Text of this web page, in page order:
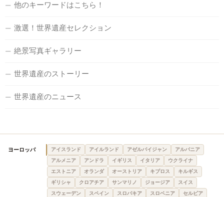
他のキーワードはこちら！
激選！世界遺産セレクション
絶景写真ギャラリー
世界遺産のストーリー
世界遺産のニュース
ヨーロッパ アイスランド アイルランド アゼルバイジャン
アルバニア
アルメニア
アンドラ イギリス イタリア
ウクライナ
エストニア
オランダ オーストリア キプロス
キルギス
ギリシャ
クロアチア サンマリノ ジョージア
スイス
スウェーデン
スペイン スロバキア スロベニア
セルビア